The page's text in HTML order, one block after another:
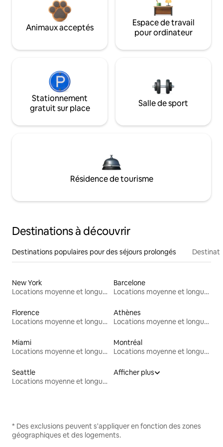
Animaux acceptés
Espace de travail
pour ordinateur
Stationnement
gratuit sur place
Salle de sport
Résidence de tourisme
Destinations à découvrir
Destinations populaires pour des séjours prolongés
New York
Locations moyenne et longue durée
Barcelone
Locations moyenne et longue durée
Florence
Locations moyenne et longue durée
Athènes
Locations moyenne et longue durée
Miami
Locations moyenne et longue durée
Montréal
Locations moyenne et longue durée
Seattle
Locations moyenne et longue durée
Afficher plus
* Des exclusions peuvent s'appliquer en fonction des zones
géographiques et des logements.